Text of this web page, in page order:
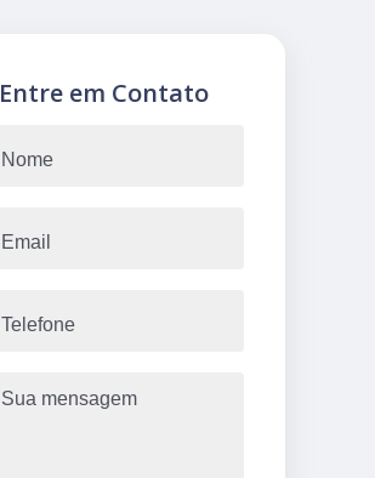
Entre em Contato